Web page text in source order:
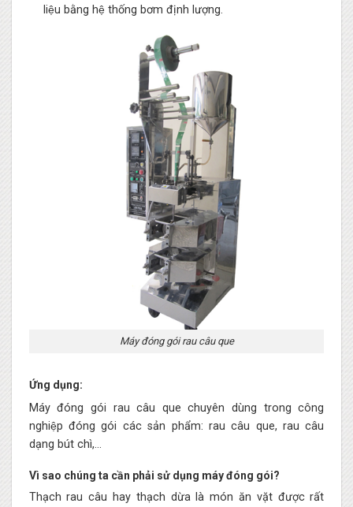
liệu bằng hệ thống bơm định lượng.
Máy đóng gói rau câu que
Ứng dụng:
Máy đóng gói rau câu que chuyên dùng trong công
nghiệp đóng gói các sản phẩm: rau câu que, rau câu
dạng bút chì,…
Vì sao chúng ta cần phải sử dụng máy đóng gói?
Thạch rau câu hay thạch dừa là món ăn vặt được rất